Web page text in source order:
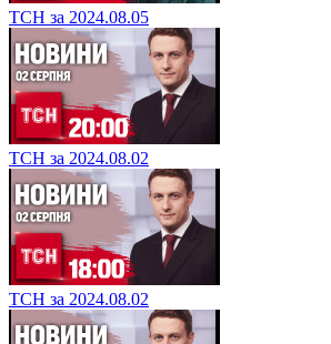
ТСН за 2024.08.05
ТСН за 2024.08.02
ТСН за 2024.08.02